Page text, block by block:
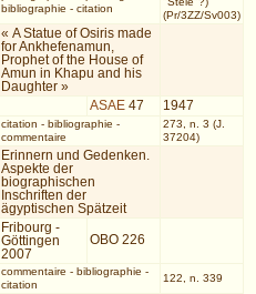
bibliographie - citation
(Pr/3ZZ/Sv003)
« A Statue of Osiris made
for Ankhefenamun,
Prophet of the House of
Amun in Khapu and his
Daughter »
ASAE 47 1947
citation - bibliographie -
commentaire
273, n. 3 (J.
37204)
Erinnern und Gedenken.
Aspekte der
biographischen
Inschriften der
ägyptischen Spätzeit
Fribourg -
Göttingen
2007
OBO 226
commentaire - bibliographie -
citation
122, n. 339